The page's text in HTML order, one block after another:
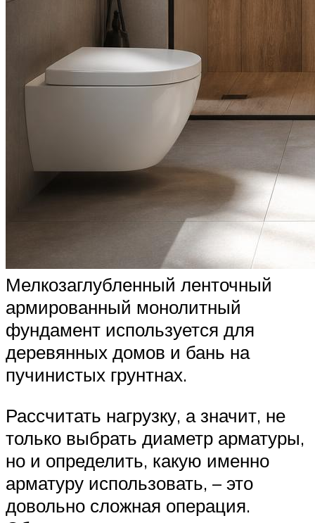
Мелкозаглубленный ленточный
армированный монолитный
фундамент используется для
деревянных домов и бань на
пучинистых грунтнах.
Рассчитать нагрузку, а значит, не
только выбрать диаметр арматуры,
но и определить, какую именно
арматуру использовать, – это
довольно сложная операция.